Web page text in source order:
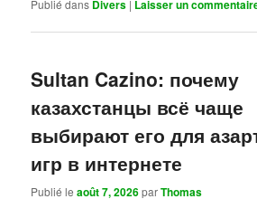
Publié dans Divers | Laisser un
Sultan Cazino: почему
казахстанцы всё чаще
выбирают его для
игр в интернете
Publié leaoût 7, 2026parThomas